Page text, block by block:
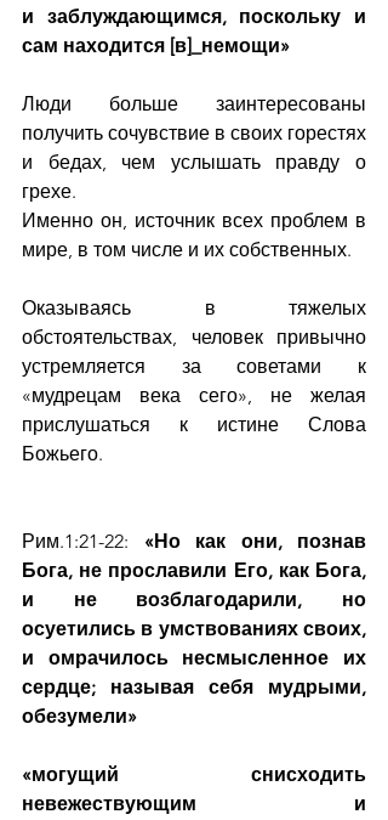
и заблуждающимся, поскольку и
сам находится [в]_немощи»
Люди больше заинтересованы
получить сочувствие в своих горестях
и бедах, чем услышать правду о
грехе.
Именно он, источник всех проблем в
мире, в том числе и их собственных.
Оказываясь в тяжелых
обстоятельствах, человек привычно
устремляется за советами к
«мудрецам века сего», не желая
прислушаться к истине Слова
Божьего.
Рим.1:21-22: «Но как они, познав
Бога, не прославили Его, как Бога,
и не возблагодарили, но
осуетились в умствованиях своих,
и омрачилось несмысленное их
сердце; называя себя мудрыми,
обезумели»
«могущий снисходить
невежествующим и